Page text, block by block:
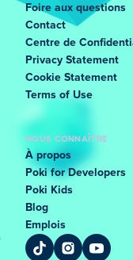
Foire aux questions
Contact
Centre de
Privacy Statement
Cookie Statement
Terms of Use
NOUS CONNAÎTRE
À propos
Poki for Developers
Poki Kids
Blog
Emplois